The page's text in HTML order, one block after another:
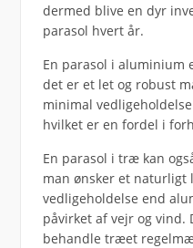
dermed blive en dyr
parasol hvert år.
En parasol i aluminium
det er et let og robust
minimal
hvilket er en fordel i
En parasol i træ kan
man ønsker et
vedligeholdelse end
påvirket af vejr og
behandle træet